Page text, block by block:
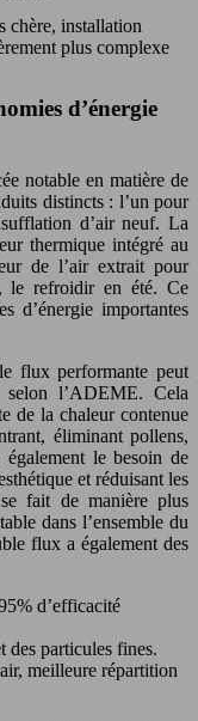
chère, installation
plus complexe
d’énergie
notable en matière de
distincts : l’un pour
d’air neuf. La
thermique intégré au
de l’air extrait pour
le refroidir en été. Ce
d’énergie importantes
flux performante peut
l’ADEME. Cela
de la chaleur contenue
éliminant pollens,
le besoin de
et réduisant les
fait de manière plus
dans l’ensemble du
flux a également des
d’efficacité
des particules fines.
meilleure répartition